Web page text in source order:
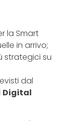
la Smart
in arrivo;
strategici su
dal
Digital